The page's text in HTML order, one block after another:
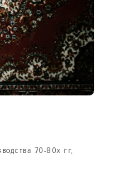
70-80х гг,